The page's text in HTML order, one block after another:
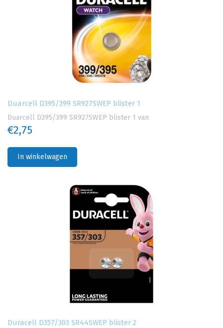
Duarcell D395/399 SR927SWEP blister 1
Duarcell D395/399 SR927SWEP blister 1 van
€2,75
In winkelwagen
Duracell D357/303 SR44SWEP blister 2